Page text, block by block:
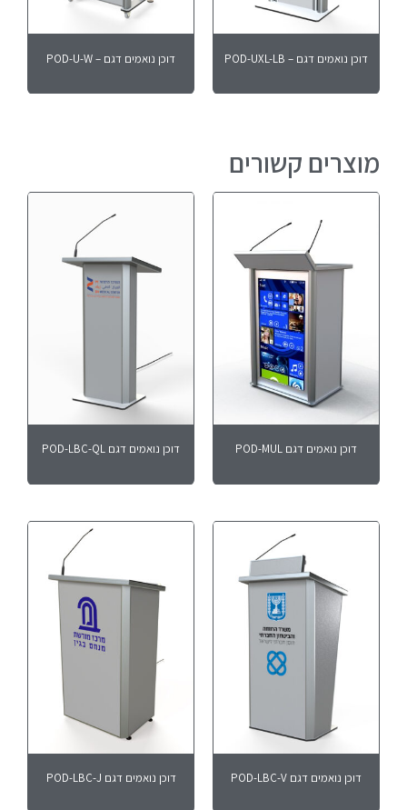
דוכן נואמים דגם – POD-UXL-LB דוכן נואמים דגם – POD-U-W
מוצרים קשורים
דוכן נואמים דגם POD-MUL דוכן נואמים דגם POD-LBC-QL
דוכן נואמים דגם POD-LBC-V דוכן נואמים דגם POD-LBC-J